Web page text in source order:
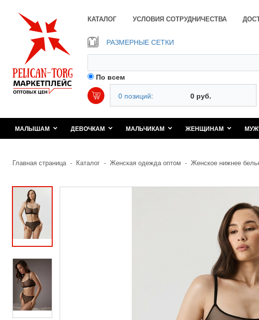
КАТАЛОГ УСЛОВИЯ СОТРУДНИЧЕСТВА
РАЗМЕРНЫЕ СЕТКИ
По всем
0 позиций: 0 руб.
МАЛЫШАМ ДЕВОЧКАМ МАЛЬЧИКАМ ЖЕНЩИНАМ
Главная страница - Каталог - Женская одежда оптом - Женское нижнее